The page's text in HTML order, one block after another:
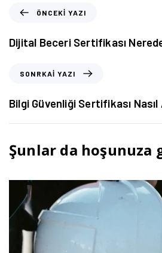
ÖNCEKI YAZI
Dijital Beceri Sertifikası
SONRKAI YAZI
Bilgi Güvenliği Sertifikası Nasıl
Şunlar da hoşunuza